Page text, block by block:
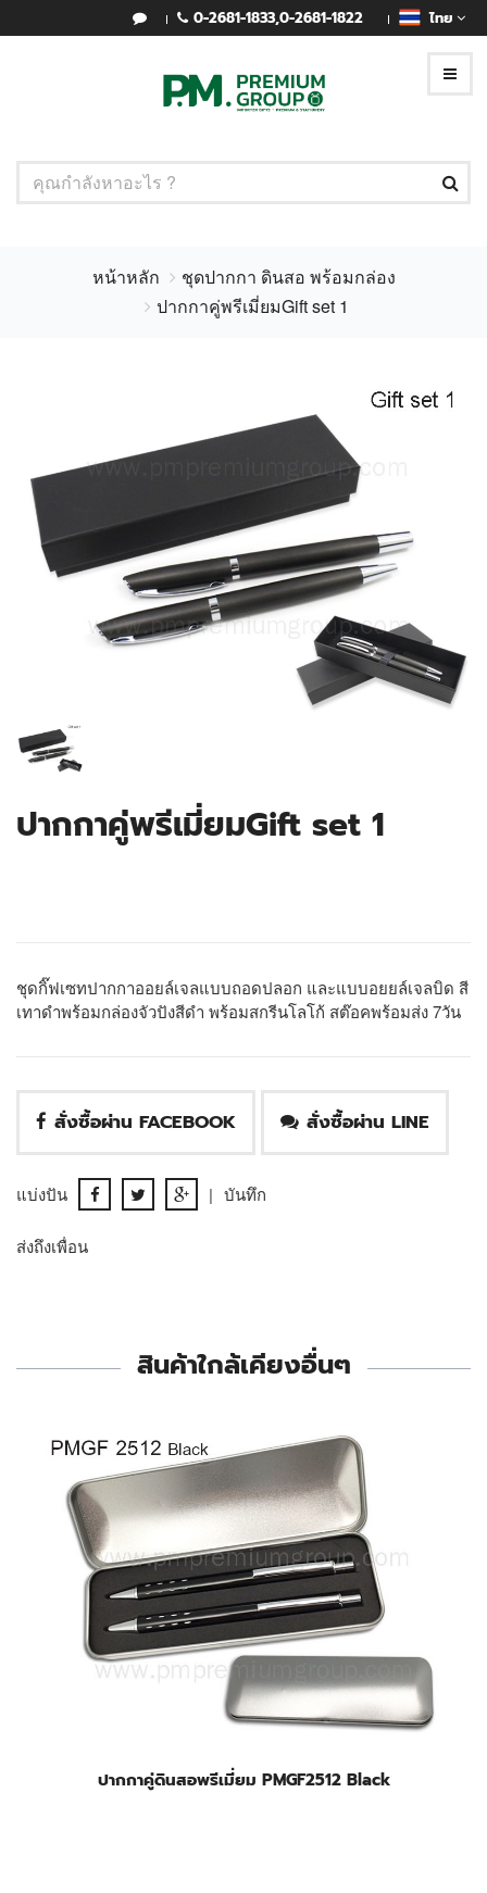
0-2681-1833,0-2681-1822 ไทย
หน้าหลัก
ชุดปากกา ดินสอ พร้อมกล่อง
ปากกาคู่พรีเมี่ยมGift set 1
ปากกาคู่พรีเมี่ยมGift set 1
ชุดกิ๊ฟเซทปากกาออยล์เจลแบบถอดปลอก และแบบอยยล์เจลบิด สี
เทาดำพร้อมกล่องจัวปังสีดำ พร้อมสกรีนโลโก้ สต๊อคพร้อมส่ง 7วัน
สั่งซื้อผ่าน FACEBOOK สั่งซื้อผ่าน LINE
แบ่งปัน | บันทึก
ส่งถึงเพื่อน
สินค้าใกล้เคียงอื่นๆ
ปากกาคู่ดินสอพรีเมี่ยม PMGF2512 Black